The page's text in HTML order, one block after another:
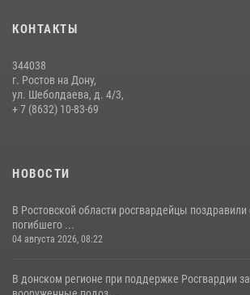
В Ростовской области сотрудники Росгвардии
воспитанников детского сада со своей службой
09 июля 2026, 13:58
КОНТАКТЫ
344038
г. Ростов на Дону,
ул. Шеболдаева, д. 4/3,
+ 7 (8632) 10-83-69
НОВОСТИ
В Ростовской области росгвардейцы
погибшего ...
04 августа 2026, 08:22
В донском регионе при поддержке Росгвардии